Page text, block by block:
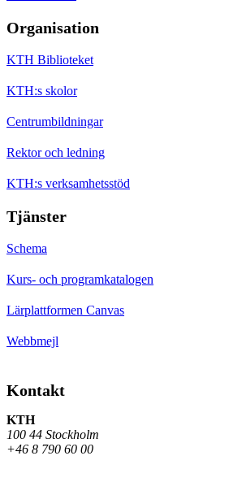
Organisation
KTH Biblioteket
KTH:s skolor
Centrumbildningar
Rektor och ledning
KTH:s verksamhetsstöd
Tjänster
Schema
Kurs- och programkatalogen
Lärplattformen Canvas
Webbmejl
Kontakt
KTH
100 44 Stockholm
+46 8 790 60 00